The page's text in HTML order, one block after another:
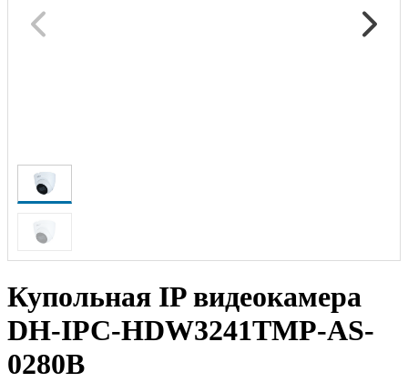
Купольная IP видеокамера
DH-IPC-HDW3241TMP-AS-
0280B